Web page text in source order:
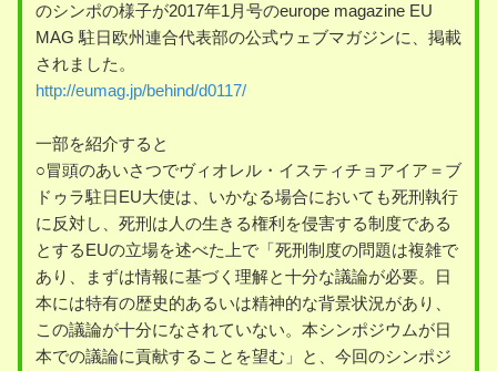
のシンポの様子が2017年1月号のeurope magazine EU
MAG 駐日欧州連合代表部の公式ウェブマガジンに、掲載
されました。
http://eumag.jp/behind/d0117/
一部を紹介すると
○冒頭のあいさつでヴィオレル・イスティチョアイア＝ブ
ドゥラ駐日EU大使は、いかなる場合においても死刑執行
に反対し、死刑は人の生きる権利を侵害する制度である
とするEUの立場を述べた上で「死刑制度の問題は複雑で
あり、まずは情報に基づく理解と十分な議論が必要。日
本には特有の歴史的あるいは精神的な背景状況があり、
この議論が十分になされていない。本シンポジウムが日
本での議論に貢献することを望む」と、今回のシンポジ